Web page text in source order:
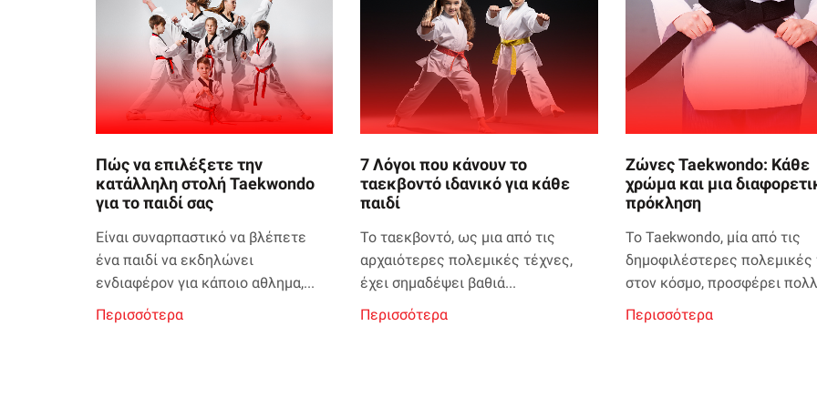
Πώς να επιλέξετε την
κατάλληλη στολή Taekwondo
για το παιδί σας
Είναι συναρπαστικό να βλέπετε
ένα παιδί να εκδηλώνει
ενδιαφέρον για κάποιο αθλημα,...
Περισσότερα
7 Λόγοι που κάνουν το
ταεκβοντό ιδανικό για κάθε
παιδί
Το ταεκβοντό, ως μια από τις
αρχαιότερες πολεμικές τέχνες,
έχει σημαδέψει βαθιά...
Περισσότερα
Ζώνες Taekwondo: Κάθε
χρώμα και μια
πρόκληση
Το Taekwondo, μία από τις
δημοφιλέστερες πολεμικές
στον κόσμο, προσφέρει
Περισσότερα